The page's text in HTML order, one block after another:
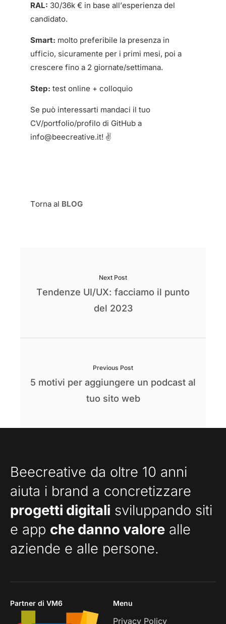
RAL: 30/36k € in base all’esperienza del
candidato.
Smart: molto preferibile la presenza in
ufficio, sicuramente per i primi mesi, poi a
crescere fino a 2 giornate/settimana.
Step: test online + colloquio
Se può interessarti mandaci il tuo
CV/portfolio/profilo di GitHub a
info@beecreative.it! ✌
Torna al BLOG
Next Post
Tendenze UI/UX: facciamo il punto
del 2023
Previous Post
5 motivi per aggiungere un podcast al
tuo sito web
Beecreative da oltre 10 anni
aiuta i brand a concretizzare
progetti digitali sviluppando siti
e app che danno valore alle
aziende e alle persone.
Partner di VM6 Menu
Privacy Policy